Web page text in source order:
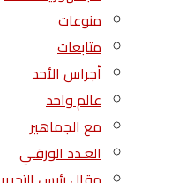
منوعات
متابعات
أجراس الأحد
عالم واحد
مع الجماهير
العـدد الورقـي